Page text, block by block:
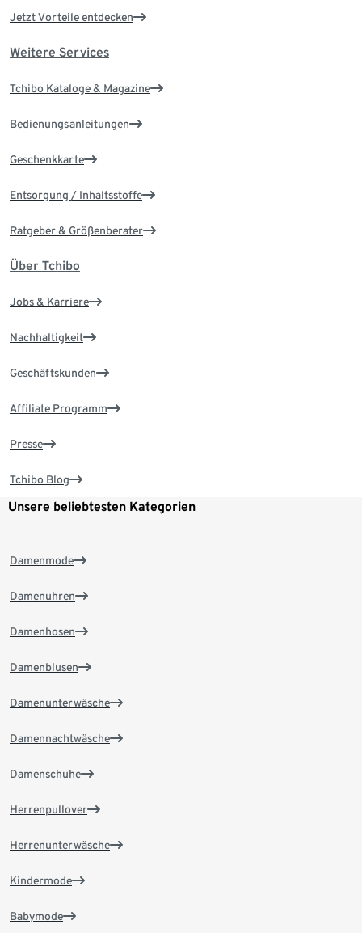
Jetzt Vorteile entdecken
Weitere Services
Tchibo Kataloge & Magazine
Bedienungsanleitungen
Geschenkkarte
Entsorgung / Inhaltsstoffe
Ratgeber & Größenberater
Über Tchibo
Jobs & Karriere
Nachhaltigkeit
Geschäftskunden
Affiliate Programm
Presse
Tchibo Blog
Unsere beliebtesten Kategorien
Damenmode
Damenuhren
Damenhosen
Damenblusen
Damenunterwäsche
Damennachtwäsche
Damenschuhe
Herrenpullover
Herrenunterwäsche
Kindermode
Babymode